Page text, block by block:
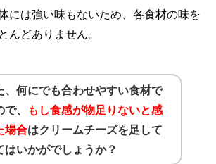
には強い味もないため、各食材の味を
んどありません。
、何にでも合わせやすい食材で
で、
もし食感が物足りないと感
場合はクリームチーズを足して
はいかがでしょうか？